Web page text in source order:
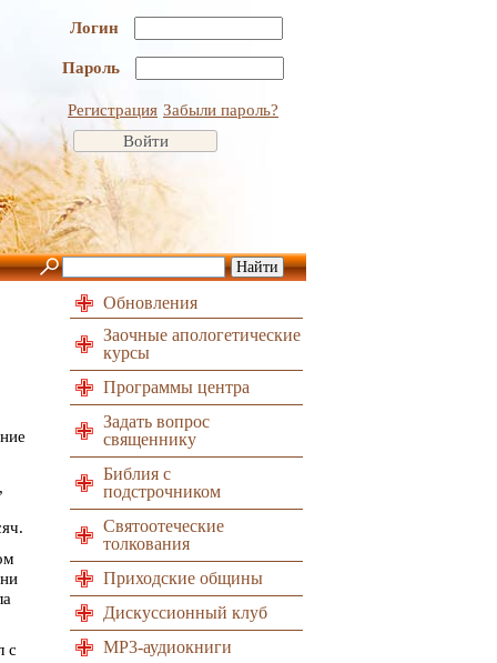
Логин
Пароль
Регистрация Забыли пароль?
с
Обновления
Заочные апологетические
курсы
Программы центра
Задать вопрос
священнику
Библия с
подстрочником
Святоотеческие
толкования
Приходские общины
Дискуссионный клуб
MP3-аудиокниги